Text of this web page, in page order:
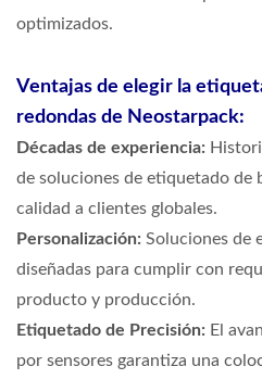
optimizados.
Ventajas de elegir la
redondas de Neostarpack:
Décadas de experiencia:
de soluciones de etiquetado de
calidad a clientes globales.
Personalización: Soluciones de
diseñadas para cumplir con
producto y producción.
Etiquetado de Precisión: El
por sensores garantiza una